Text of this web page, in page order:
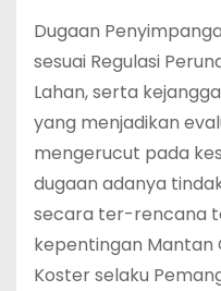
Dugaan
sesuai Regulasi
Lahan, serta
yang menjadikan
mengerucut pada
dugaan adanya
secara ter-rencana
kepentingan Mantan
Koster selaku